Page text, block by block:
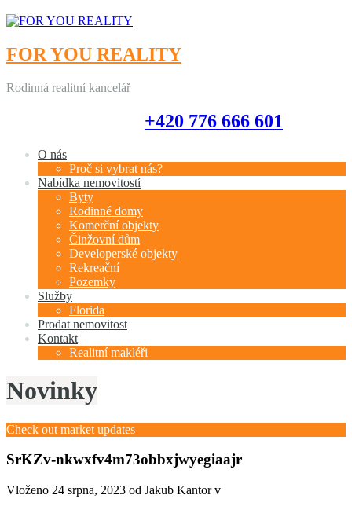
FOR YOU REALITY
Rodinná realitní kancelář
+420 776 666 601
O nás
Proč si vybrat nás?
Nabídka nemovitostí
Byty
Rodinné domy
Komerční objekty
Činžovní dům
Developerské objekty
Rekreační
Pozemky
Služby
Florida
Prodat nemovitost
Kontakt
Realitní makléři
Novinky
Check out market updates
SrKZv-nkwxfv4m73obbxjwyegiaajr
Vloženo 24 srpna, 2023 od Jakub Kantor v